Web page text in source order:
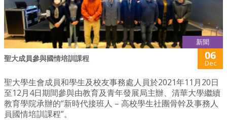
新聞
聖大成員參與國情培訓課程 06
Dec
聖大學生會成員和學生及校友事務處人員於2021年11月20日
至12月4日期間參與由教育及青年發展局主辦、清華大學繼續
教育學院承辦的“新時代接班人 – 高校學生社團骨幹及事務人
員國情培訓課程”。